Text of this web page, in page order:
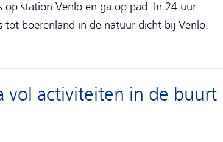
op station Venlo en ga op pad. In 24 uur
boerenland in de natuur dicht bij Venlo.
vol activiteiten in de buurt